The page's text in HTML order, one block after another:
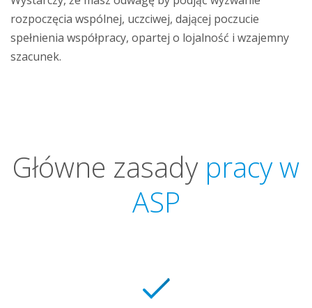
rozpoczęcia wspólnej, uczciwej, dającej poczucie
spełnienia współpracy, opartej o lojalność i wzajemny
szacunek.
Główne zasady pracy w
ASP